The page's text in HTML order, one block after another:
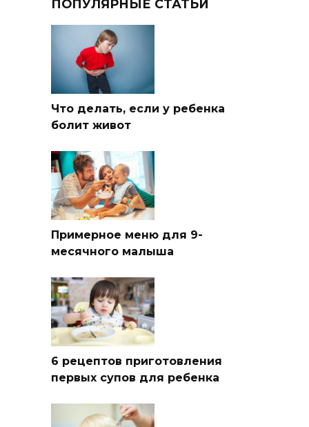
ПОПУЛЯРНЫЕ СТАТЬИ
Что делать, если у ребенка
болит живот
Примерное меню для 9-
месячного малыша
6 рецептов приготовления
первых супов для ребенка